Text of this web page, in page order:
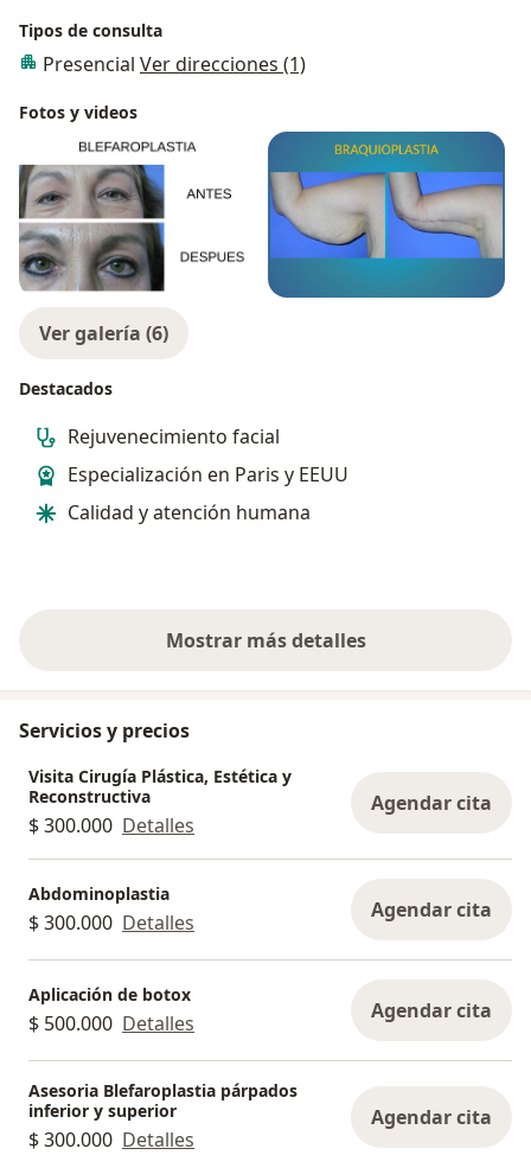
Tipos de consulta
Presencial Ver direcciones (1)
Fotos y videos
Ver galería (6)
Destacados
Rejuvenecimiento facial
Especialización en Paris y EEUU
Calidad y atención humana
Mostrar más detalles
sobre la experiencia
Servicios y precios
Visita Cirugía Plástica, Estética y
Reconstructiva
$ 300.000 Detalles
Agendar cita
Abdominoplastia
$ 300.000 Detalles Agendar cita
Aplicación de botox
$ 500.000 Detalles Agendar cita
Asesoria Blefaroplastia párpados
inferior y superior
$ 300.000 Detalles
Agendar cita